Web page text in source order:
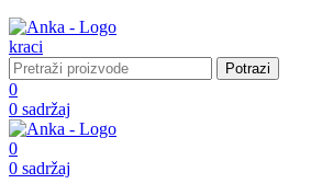
Potrazi
0
0 sadržaj
0
0 sadržaj